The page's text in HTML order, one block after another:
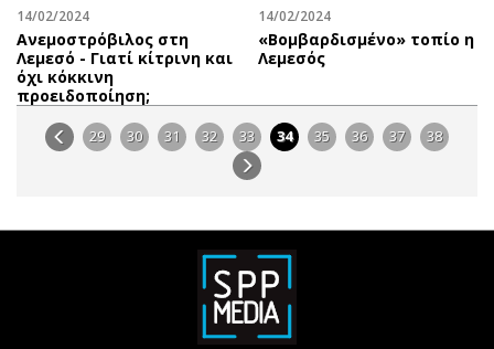
14/02/2024
Ανεμοστρόβιλος στη
Λεμεσό - Γιατί κίτρινη και
όχι κόκκινη
προειδοποίηση;
14/02/2024
«Βομβαρδισμένο» τοπίο η
Λεμεσός
29 30 31 32 33 34 35 36 37 38